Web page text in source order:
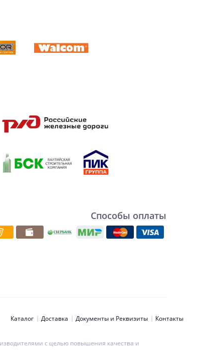
Способы оплаты
Каталог Доставка Документы и Реквизиты Контакты
с целью повышения качества и